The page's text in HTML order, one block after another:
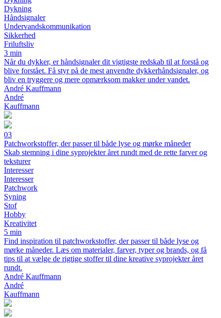
Dykning
Håndsignaler
Undervandskommunikation
Sikkerhed
Friluftsliv
3 min
Når du dykker, er håndsignaler dit vigtigste redskab til at forstå og
blive forstået. Få styr på de mest anvendte dykkerhåndsignaler, og
bliv en tryggere og mere opmærksom makker under vandet.
André Kauffmann
André
Kauffmann
03
Patchworkstoffer, der passer til både lyse og mørke måneder
Skab stemning i dine syprojekter året rundt med de rette farver og
teksturer
Interesser
Interesser
Patchwork
Syning
Stof
Hobby
Kreativitet
5 min
Find inspiration til patchworkstoffer, der passer til både lyse og
mørke måneder. Læs om materialer, farver, typer og brands, og få
tips til at vælge de rigtige stoffer til dine kreative syprojekter året
rundt.
André Kauffmann
André
Kauffmann